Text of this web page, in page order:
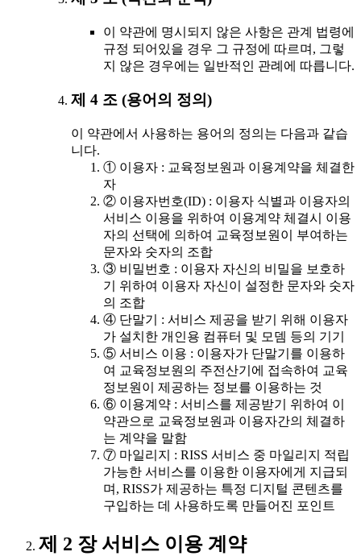
이 약관에 명시되지 않은 사항은 관계 법령에
규정 되어있을 경우 그 규정에 따르며, 그렇
지 않은 경우에는 일반적인 관례에 따릅니다.
제 4 조 (용어의 정의)
이 약관에서 사용하는 용어의 정의는 다음과 같습
니다.
① 이용자 : 교육정보원과 이용계약을 체결한
자
② 이용자번호(ID) : 이용자 식별과 이용자의
서비스 이용을 위하여 이용계약 체결시 이용
자의 선택에 의하여 교육정보원이 부여하는
문자와 숫자의 조합
③ 비밀번호 : 이용자 자신의 비밀을 보호하
기 위하여 이용자 자신이 설정한 문자와 숫자
의 조합
④ 단말기 : 서비스 제공을 받기 위해 이용자
가 설치한 개인용 컴퓨터 및 모뎀 등의 기기
⑤ 서비스 이용 : 이용자가 단말기를 이용하
여 교육정보원의 주전산기에 접속하여 교육
정보원이 제공하는 정보를 이용하는 것
⑥ 이용계약 : 서비스를 제공받기 위하여 이
약관으로 교육정보원과 이용자간의 체결하
는 계약을 말함
⑦ 마일리지 : RISS 서비스 중 마일리지 적립
가능한 서비스를 이용한 이용자에게 지급되
며, RISS가 제공하는 특정 디지털 콘텐츠를
구입하는 데 사용하도록 만들어진 포인트
제 2 장 서비스 이용 계약